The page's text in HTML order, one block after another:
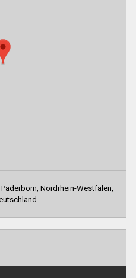
Nordrhein-Westfalen,